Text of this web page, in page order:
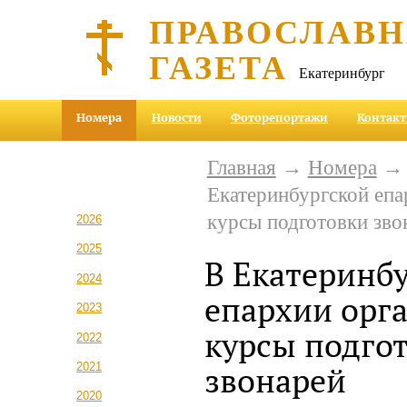
ГАЗЕТА Екатеринбург
Номера Новости Фоторепортажи
2026
2025
2024
2023
2022
2021
2020
Главная → Номера
Екатеринбургской
курсы подготовки
В
епархии
курсы
звонарей